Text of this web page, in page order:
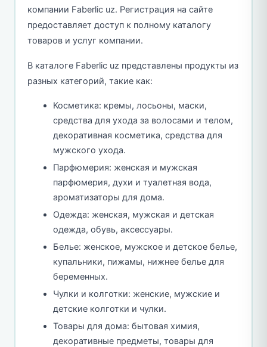
компании Faberlic uz. Регистрация на сайте
предоставляет доступ к полному каталогу
товаров и услуг компании.
В каталоге Faberlic uz представлены продукты из
разных категорий, такие как:
Косметика: кремы, лосьоны, маски,
средства для ухода за волосами и телом,
декоративная косметика, средства для
мужского ухода.
Парфюмерия: женская и мужская
парфюмерия, духи и туалетная вода,
ароматизаторы для дома.
Одежда: женская, мужская и детская
одежда, обувь, аксессуары.
Белье: женское, мужское и детское белье,
купальники, пижамы, нижнее белье для
беременных.
Чулки и колготки: женские, мужские и
детские колготки и чулки.
Товары для дома: бытовая химия,
декоративные предметы, товары для